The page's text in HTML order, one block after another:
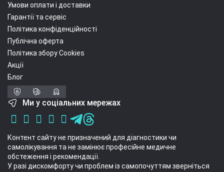
Умови оплати і доставки
Гарантії та сервіс
Політика конфіденційності
Публічна оферта
Політика збору Cookies
Акції
Блог
Ми у соціальних мережах
Контент сайту не призначений для діагностики чи
самолікування та не замінює професійне медичне
обстеження і рекомендації.
У разі дискомфорту чи проблем із самопочуттям зверніться